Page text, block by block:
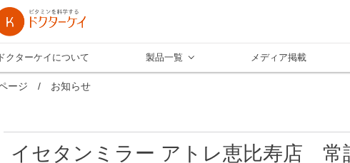
ドクターケイについて 製品一覧 メディア掲載
ージ / お知らせ
イセタンミラー アトレ恵比寿店 常